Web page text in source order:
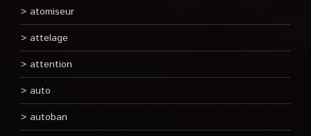
atomiseur
attelage
attention
auto
autoban